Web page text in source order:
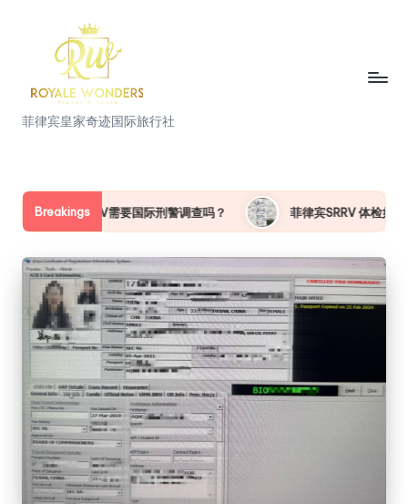
菲
宾
皇
家
奇
迹
国
际
旅
行
社
菲律宾皇家奇迹国际旅行社
Breakings
刑警调查吗？ 菲律宾SRRV 体检如何一次性通过 菲律